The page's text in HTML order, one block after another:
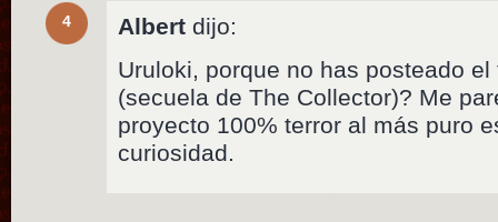
4 Albert dijo:
Uruloki, porque no has posteado
(secuela de The Collector)? Me
proyecto 100% terror al más puro
curiosidad.